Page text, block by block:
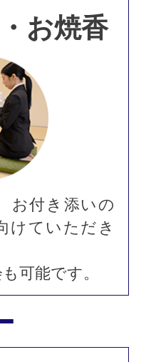
お焼香
お付き添いの
けていただき
可能です。